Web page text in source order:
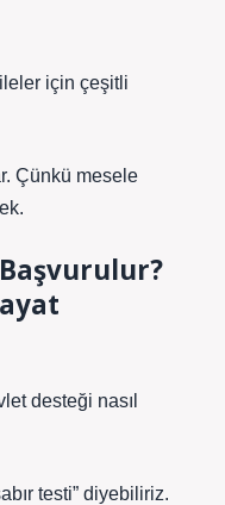
için çeşitli
Çünkü mesele
desteği nasıl
testi” diyebiliriz.